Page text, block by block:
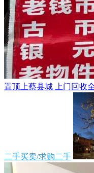
置顶 上蔡县城 上门回收
二手买卖/求购二手